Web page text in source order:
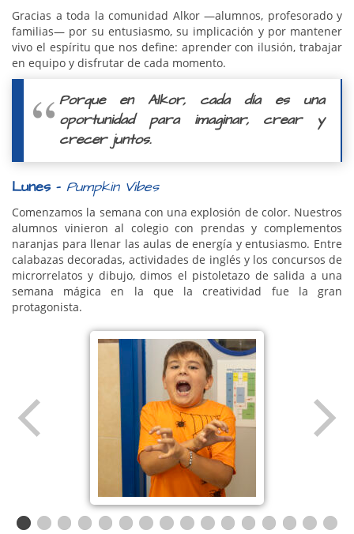
Gracias a toda la comunidad Alkor —alumnos, profesorado y
familias— por su entusiasmo, su implicación y por mantener
vivo el espíritu que nos define: aprender con ilusión, trabajar
en equipo y disfrutar de cada momento.
Porque en Alkor, cada día es una
oportunidad para imaginar, crear y
crecer juntos.
Lunes – Pumpkin Vibes
Comenzamos la semana con una explosión de color. Nuestros
alumnos vinieron al colegio con prendas y complementos
naranjas para llenar las aulas de energía y entusiasmo. Entre
calabazas decoradas, actividades de inglés y los concursos de
microrrelatos y dibujo, dimos el pistoletazo de salida a una
semana mágica en la que la creatividad fue la gran
protagonista.